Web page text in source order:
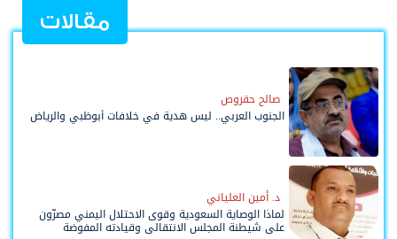
مقالات
صالح حقروص
الجنوب العربي.. ليس هدية في خلافات أبوظبي والرياض
د. أمين العلياني
لماذا الوصاية السعودية وقوى الاحتلال اليمني مصرّون
على شيطنة المجلس الانتقالي وقيادته المفوضة